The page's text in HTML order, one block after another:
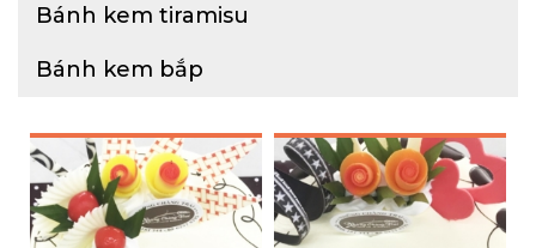
Bánh kem tiramisu
Bánh kem bắp